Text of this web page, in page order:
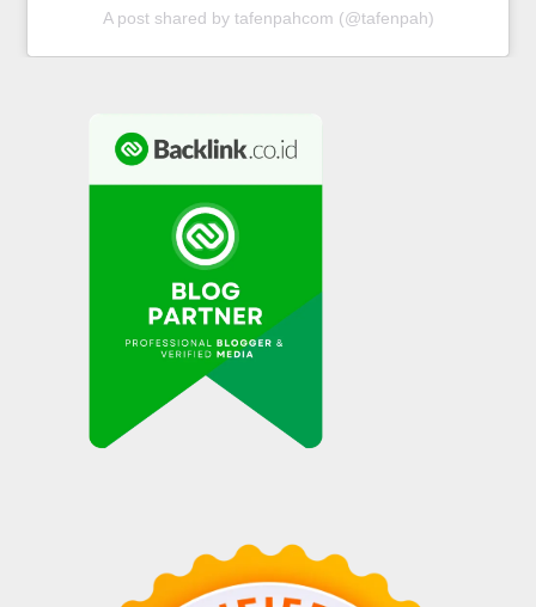
A post shared by tafenpahcom (@tafenpah)